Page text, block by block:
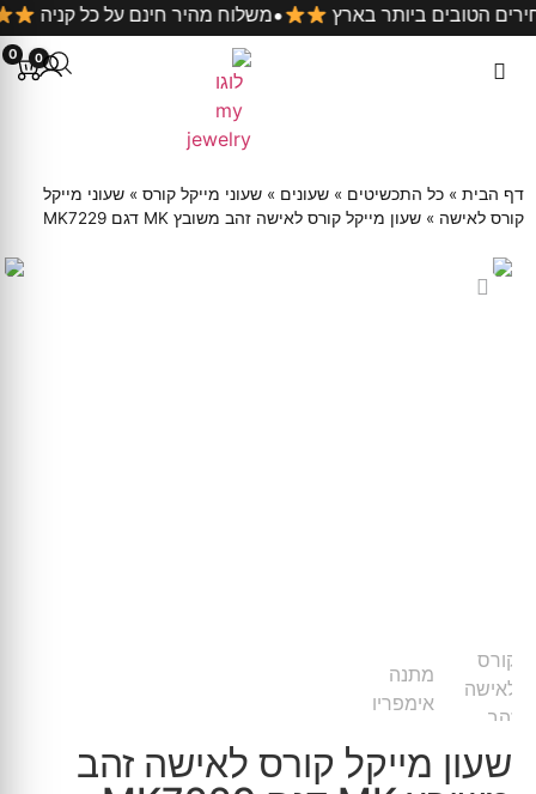
משלוח מהיר חינם על כל• במחירים הטובים ביותר בארץ
0 0
דף הבית » כל התכשיטים » שעונים » שעוני מייקל קורס » שעוני מייקל
קורס לאישה » שעון מייקל קורס לאישה זהב משובץ MK דגם MK7229
שעון מייקל קורס לאישה זהב